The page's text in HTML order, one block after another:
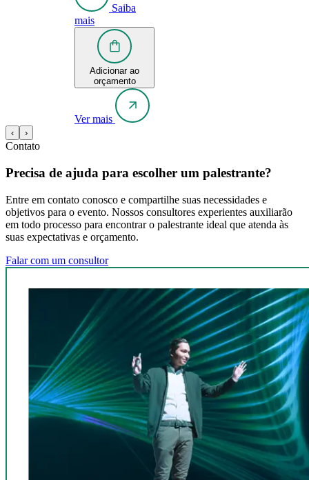
Saiba
mais
Adicionar ao
orçamento
Ver mais
‹ ›
Contato
Precisa de ajuda para escolher um palestrante?
Entre em contato conosco e compartilhe suas necessidades e
objetivos para o evento. Nossos consultores experientes auxiliarão
em todo processo para encontrar o palestrante ideal que atenda às
suas expectativas e orçamento.
Falar com um consultor